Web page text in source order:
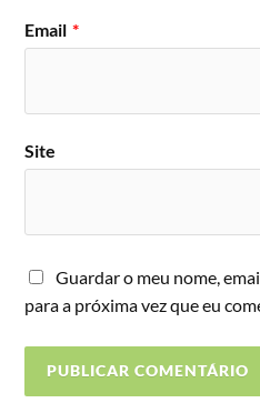
Email *
Site
Guardar o meu nome,
para a próxima vez que eu